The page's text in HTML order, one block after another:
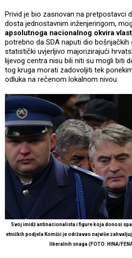
Privid je bio zasnovan na pretpostavci
dosta jednostavnim inženjeringom,
apsolutnoga nacionalnog okvira
potrebno da SDA naputi dio
statistički uvjerljivo majorizirajući
lijevog centra nisu bili niti su mogli biti
tog kruga morati zadovoljiti tek
odluka na rečenom lokalnom nivou.
Svoj imidž antinacionalista i figure koja donosi
etničkih podjela Komšić je održavao najviše
liberalnih snaga (FOTO: HINA/